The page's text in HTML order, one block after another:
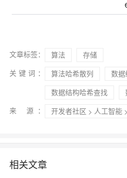
文章标签： 算法
存储
关键词：
算法哈希散列 数据
数据结构哈希查找
来 源：
开发者社区 > 人工智能 >
相关文章